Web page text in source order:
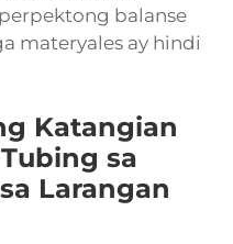
balanse
materyales ay hindi
Katangian
sa
Larangan